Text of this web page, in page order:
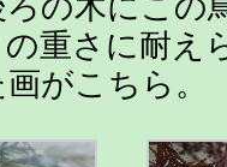
重さに耐え
がこちら。